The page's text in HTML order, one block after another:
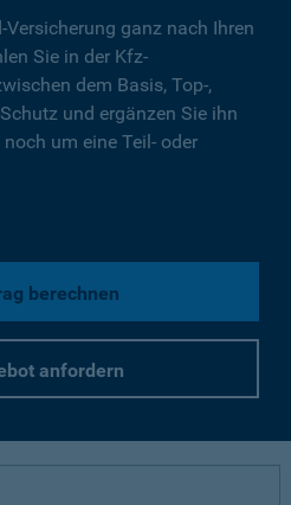
ganz nach Ihren
Sie in der Kfz-
dem Basis, Top-,
und ergänzen Sie ihn
um eine Teil- oder
berechnen
anfordern